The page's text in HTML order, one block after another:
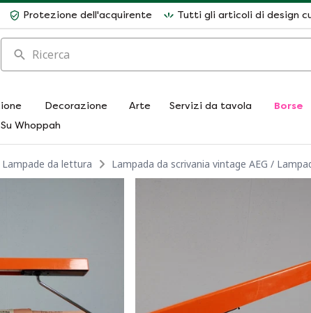
Protezione dell'acquirente Tutti gli articoli di design
Ricerca
Decorazione Arte Servizi da tavola Borse
Su Whoppah
Lampade da lettura Lampada da scrivania vintage AEG /